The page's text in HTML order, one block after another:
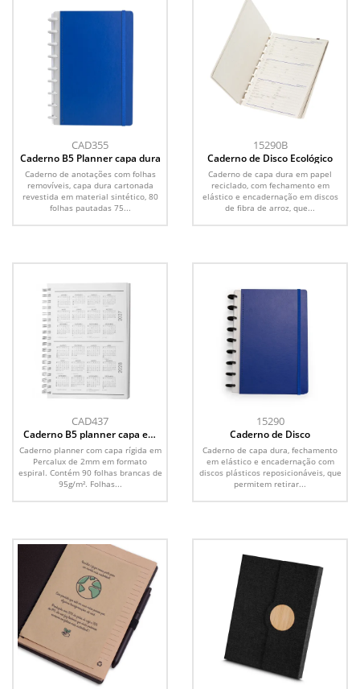
CAD355
Caderno B5 Planner capa dura
Caderno de anotações com folhas
removíveis, capa dura cartonada
revestida em material sintético, 80
folhas pautadas 75...
15290B
Caderno de Disco Ecológico
Caderno de capa dura em papel
reciclado, com fechamento em
elástico e encadernação em discos
de fibra de arroz, que...
CAD437
Caderno B5 planner capa em
Caderno planner com capa rígida em
Percalux de 2mm em formato
espiral. Contém 90 folhas brancas de
95g/m². Folhas...
15290
Caderno de Disco
Caderno de capa dura, fechamento
em elástico e encadernação com
discos plásticos reposicionáveis, que
permitem retirar...